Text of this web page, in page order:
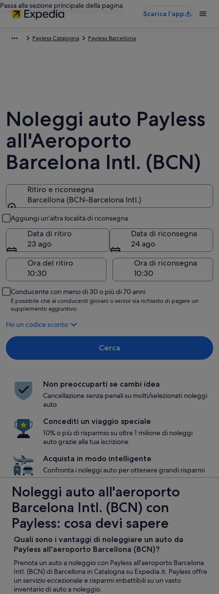
Passa alla sezione principale della pagina
Scarica l’app
Payless Catalogna Payless Barcellona
Noleggi auto Payless
all'Aeroporto
Barcelona Intl. (BCN)
Ritiro e riconsegna
Barcellona (BCN-Barcelona Intl.)
Aggiungi un’altra località di riconsegna
Data di ritiro
23 ago
Data di riconsegna
24 ago
Ora del ritiro
Ora di riconsegna
Conducente con meno di 30 o più di 70 anni
È possibile che ai conducenti giovani o senior sia richiesto di pagare un
supplemento aggiuntivo.
Ho un codice sconto
Cerca
Non preoccuparti se cambi idea
Cancellazione senza penali su molti/selezionati noleggi
auto
Concediti un viaggio speciale
10% o più di risparmio su oltre 1 milione di noleggi
auto grazie alla tua iscrizione
Acquista in modo intelligente
Confronta i noleggi auto per ottenere grandi risparmi
Noleggi auto all'aeroporto
Barcelona Intl. (BCN) con
Payless: cosa devi sapere
Quali sono i vantaggi di noleggiare un auto da
Payless all'aeroporto Barcellona (BCN)?
Prenota un auto a noleggio con Payless all'aeroporto Barcelona
Intl. (BCN) di Barcellona in Catalogna su Expedia.it. Payless offre
un servizio eccezionale e risparmi imbattibili su un vasto
inventario di auto a noleggio.